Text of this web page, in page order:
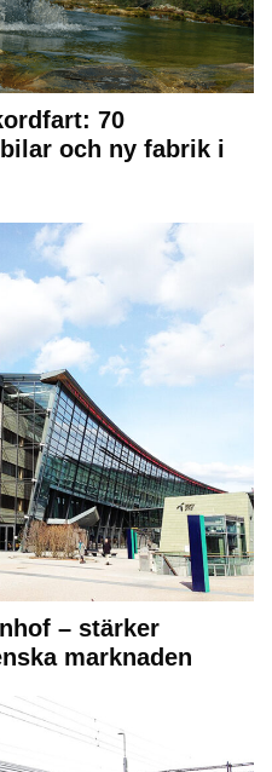
70
och ny fabrik i
– stärker
marknaden